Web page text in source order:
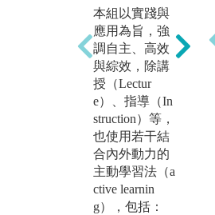
本組以實踐與
應用為旨，強
調自主、高效
與綜效，除講
授（Lectur
e）、指導（In
struction）等，
也使用若干結
合內外動力的
主動學習法（a
ctive learnin
g），包括：